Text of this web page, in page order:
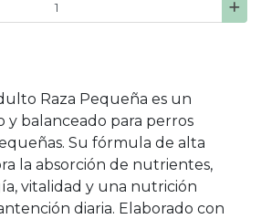
Raza Pequeña es un
balanceado para perros
Su fórmula de alta
la absorción de nutrientes,
vitalidad y una nutrición
diaria. Elaborado con